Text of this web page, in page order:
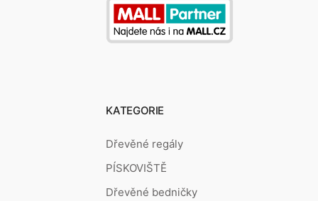
KATEGORIE
Dřevěné regály
PÍSKOVIŠTĚ
Dřevěné bedničky